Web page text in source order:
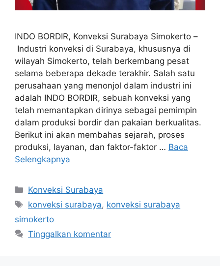
INDO BORDIR, Konveksi Surabaya Simokerto –
Industri konveksi di Surabaya, khususnya di
wilayah Simokerto, telah berkembang pesat
selama beberapa dekade terakhir. Salah satu
perusahaan yang menonjol dalam industri ini
adalah INDO BORDIR, sebuah konveksi yang
telah memantapkan dirinya sebagai pemimpin
dalam produksi bordir dan pakaian berkualitas.
Berikut ini akan membahas sejarah, proses
produksi, layanan, dan faktor-faktor … Baca
Selengkapnya
Kategori
Konveksi Surabaya
Tag
konveksi surabaya, konveksi surabaya
simokerto
Tinggalkan komentar